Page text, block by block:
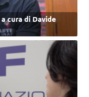
cura di Davide